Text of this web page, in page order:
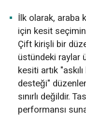
İlk olarak, araba
için kesit
Çift kirişli bir
üstündeki raylar
kesiti artık
desteği"
sınırlı değildir.
performansı